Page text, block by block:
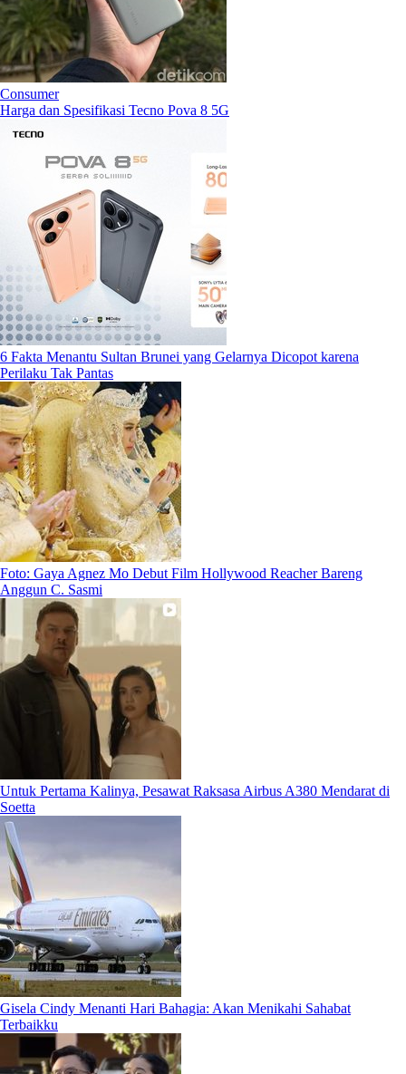
Consumer
Harga dan Spesifikasi Tecno Pova 8 5G
6 Fakta Menantu Sultan Brunei yang Gelarnya Dicopot karena
Perilaku Tak Pantas
Foto: Gaya Agnez Mo Debut Film Hollywood Reacher Bareng
Anggun C. Sasmi
Untuk Pertama Kalinya, Pesawat Raksasa Airbus A380 Mendarat di
Soetta
Gisela Cindy Menanti Hari Bahagia: Akan Menikahi Sahabat
Terbaikku